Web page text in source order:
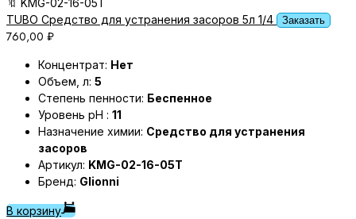
🔖 KMG-02-16-05T
TUBO Средство для устранения засоров 5л 1/4
Заказать
760,00 ₽
Концентрат: Нет
Объем, л: 5
Степень пенности: Беспенное
Уровень pH : 11
Назначение химии: Средство для устранения
засоров
Артикул: KMG-02-16-05T
Бренд: Glionni
В корзину